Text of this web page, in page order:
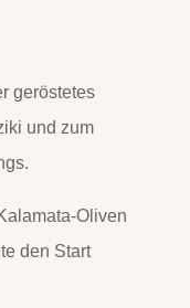
geröstetes
und zum
Oliven
den Start